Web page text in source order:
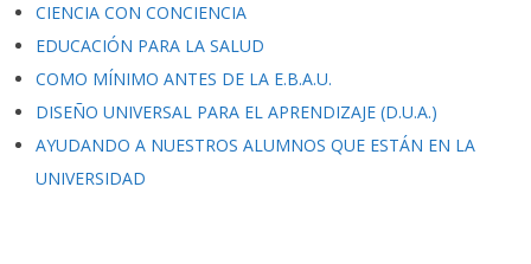
CIENCIA CON CONCIENCIA
EDUCACIÓN PARA LA SALUD
COMO MÍNIMO ANTES DE LA E.B.A.U.
DISEÑO UNIVERSAL PARA EL APRENDIZAJE (D.U.A.)
AYUDANDO A NUESTROS ALUMNOS QUE ESTÁN EN LA
UNIVERSIDAD